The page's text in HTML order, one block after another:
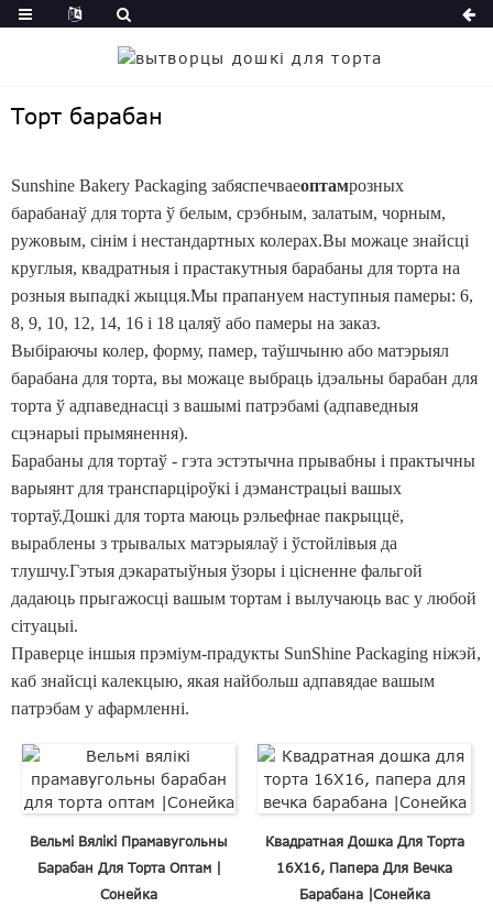
Торт барабан
Sunshine Bakery Packaging забяспечваеоптамрозных
барабанаў для торта ў белым, срэбным, залатым, чорным,
ружовым, сінім і нестандартных колерах.Вы можаце знайсці
круглыя, квадратныя і прастакутныя барабаны для торта на
розныя выпадкі жыцця.Мы прапануем наступныя памеры: 6,
8, 9, 10, 12, 14, 16 і 18 цаляў або памеры на заказ.
Выбіраючы колер, форму, памер, таўшчыню або матэрыял
барабана для торта, вы можаце выбраць ідэальны барабан для
торта ў адпаведнасці з вашымі патрэбамі (адпаведныя
сцэнарыі прымянення).
Барабаны для тортаў - гэта эстэтычна прывабны і практычны
варыянт для транспарціроўкі і дэманстрацыі вашых
тортаў.Дошкі для торта маюць рэльефнае пакрыццё,
выраблены з трывалых матэрыялаў і ўстойлівыя да
тлушчу.Гэтыя дэкаратыўныя ўзоры і цісненне фальгой
дадаюць прыгажосці вашым тортам і вылучаюць вас у любой
сітуацыі.
Праверце іншыя прэміум-прадукты SunShine Packaging ніжэй,
каб знайсці калекцыю, якая найбольш адпавядае вашым
патрэбам у афармленні.
Вельмі Вялікі Прамавугольны
Барабан Для Торта Оптам |
Сонейка
Квадратная Дошка Для Торта
16X16, Папера Для Вечка
Барабана |Сонейка